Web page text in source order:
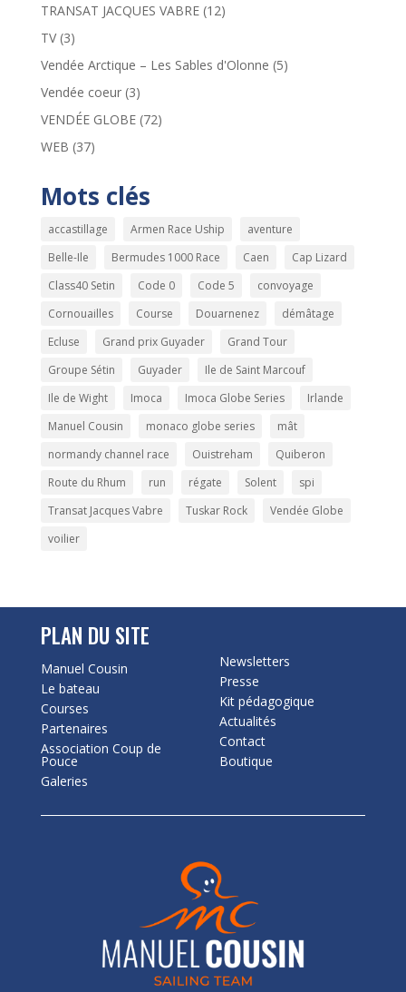
TRANSAT JACQUES VABRE(12)
TV(3)
Vendée Arctique – Les Sables d'Olonne (5)
Vendée coeur(3)
VENDÉE GLOBE(72)
WEB (37)
Mots clés
accastillage Armen Race Uship
aventure
Belle-Ile
Bermudes 1000 Race Caen
Cap Lizard
Class40 Setin
Code 0 Code 5
convoyage
Cornouailles
Course Douarnenez
démâtage
Ecluse
Grand prix Guyader
Grand Tour
Groupe Sétin
Guyader
Ile de Saint Marcouf
Ile de Wight
Imoca Imoca Globe Series
Irlande
Manuel Cousin
monaco globe series
mât
normandy channel race
Ouistreham
Quiberon
Route du Rhum
run régate Solent
spi
Transat Jacques Vabre
Tuskar Rock
Vendée Globe
voilier
PLAN DU SITE
Manuel Cousin
Le bateau
Courses
Partenaires
Association Coup de
Pouce
Galeries
Newsletters
Presse
Kit pédagogique
Actualités
Contact
Boutique